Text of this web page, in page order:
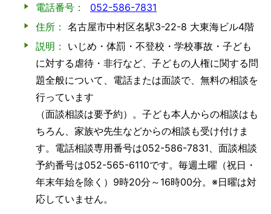
電話番号：
052-586-7831
住所： 名古屋市中村区名駅3-22-8 大東海ビル4階
説明：
いじめ・体罰・不登校・学校事故・子ども
に対する虐待・非行など、子どもの人権に関する問
題全般について、電話または面談で、無料の相談を
行っています
（面談相談は要予約）。子ども本人からの相談はも
ちろん、家族や先生などからの相談も受け付けま
す。電話相談専用番号は052-586-7831、面談相談
予約番号は052-565-6110です。毎週土曜（祝日・
年末年始を除く）9時20分～16時00分。※日曜は対
応していません。